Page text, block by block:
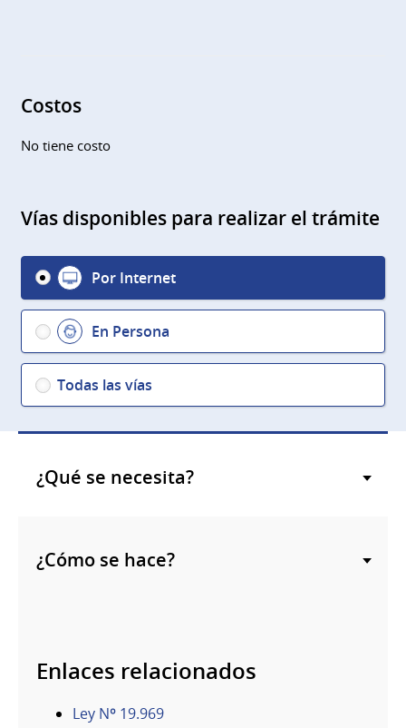
Costos
No tiene costo
Vías disponibles para realizar el trámite
Por Internet
En Persona
Todas las vías
¿Qué se necesita?
¿Cómo se hace?
Enlaces relacionados
Ley Nº 19.969